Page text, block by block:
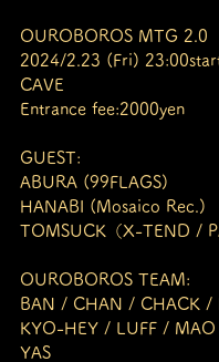
OUROBOROS MTG 2.0
2024/2.23 (Fri)
CAVE
Entrance fee:2000yen
GUEST:
ABURA (99FLAGS)
HANABI (Mosaico Rec.)
TOMSUCK（X-TEND /
OUROBOROS TEAM:
BAN / CHAN / CHACK /
KYO-HEY / LUFF /
YAS